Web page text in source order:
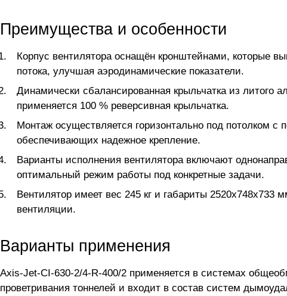
Преимущества и особенности
Корпус вентилятора оснащён кронштейнами, которые
потока, улучшая аэродинамические показатели.
Динамически сбалансированная крыльчатка из литого
применяется 100 % реверсивная крыльчатка.
Монтаж осуществляется горизонтально под потолком
обеспечивающих надежное крепление.
Варианты исполнения вентилятора включают
оптимальный режим работы под конкретные задачи.
Вентилятор имеет вес 245 кг и габариты
вентиляции.
Варианты применения
Axis-Jet-CI-630-2/4-R-400/2 применяется в системах
проветривания тоннелей и входит в состав систем